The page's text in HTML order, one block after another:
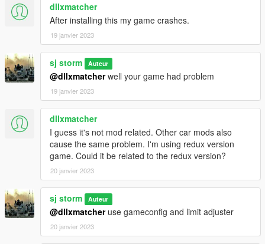
dllxmatcher
After installing this my game crashes.
19 janvier 2023
sj storm Auteur
@dllxmatcherwell your game had problem
19 janvier 2023
dllxmatcher
I guess it's not mod related. Other car mods also
cause the same problem. I'm using redux version
game. Could it be related to the redux version?
20 janvier 2023
sj storm Auteur
@dllxmatcheruse gameconfig and limit adjuster
20 janvier 2023